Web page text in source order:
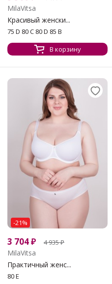
MilaVitsa
Красивый женски...
75 D 80 C 80 D 85 B
В корзину
-21%
3 704₽ 4 935₽
MilaVitsa
Практичный женс...
80 E